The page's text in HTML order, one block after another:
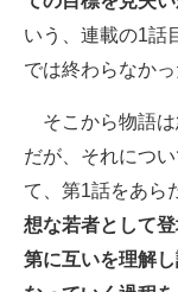
いう、連載の1話
では終わらなかっ
そこから物語は
だが、それにつ
て、第1話をあら
想な若者として
第に互いを理解